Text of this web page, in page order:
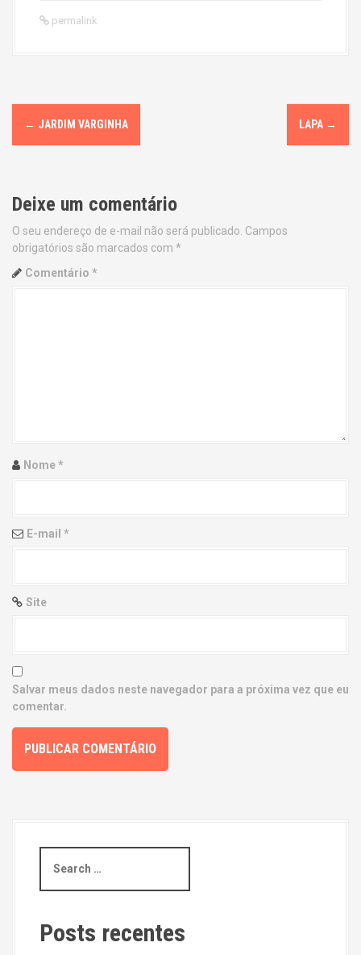
permalink
P
o
t
n
a
i
n
← JARDIM VARGINHA LAPA →
Deixe um comentário
O seu endereço de e-mail não será publicado. Campos
obrigatórios são marcados com *
Comentário *
Nome*
E-mail *
Site
Salvar meus dados neste navegador para a próxima vez que eu
comentar.
a
c
h
Posts recentes